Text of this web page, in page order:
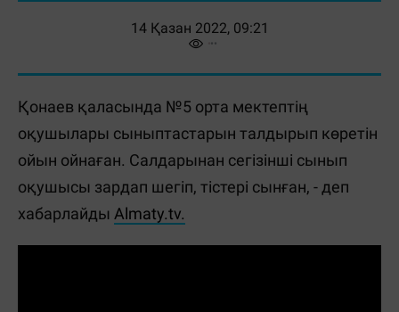
14 Қазан 2022, 09:21
Қонаев қаласында №5 орта мектептің
оқушылары сыныптастарын талдырып көретін
ойын ойнаған. Салдарынан сегізінші сынып
оқушысы зардап шегіп, тістері сынған, - деп
хабарлайды Almaty.tv.